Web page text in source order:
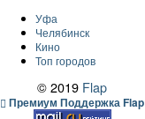
Уфа
Челябинск
Кино
Топ городов
© 2019 Flap
Премиум Поддержка Flap